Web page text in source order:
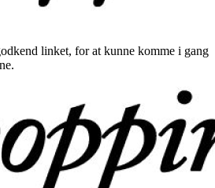
linket, for at kunne komme i gang